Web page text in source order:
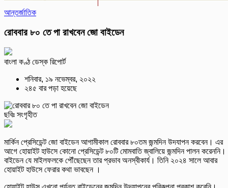
আন্তর্জাতিক
রোববার ৮০ তে পা রাখবেন জো বাইডেন
বাংলা কণ্ঠ ডেস্ক রিপোর্ট
শনিবার, ১৯ নভেম্বর, ২০২২
২৪৫ বার পড়া হয়েছে
ছবিঃ সংগৃহীত
মার্কিন প্রেসিডেন্ট জো বাইডেন আগামীকাল রোববার ৮০তম জন্মদিন উদযাপন করবেন। এর
আগে হোয়াইট হাউসে কোনো প্রেসিডেন্ট ৮০টি মোমবাতি জ্বালিয়ে জন্মদিন পালন করেননি।
বাইডেন যে মাইলফলকে পৌঁছেছেন তার প্রভাব অনস্বীকার্য। তিনি ২০২৪ সালে আবার
হোয়াইট হাউসে ফেরার কথা ভাবছেন ।